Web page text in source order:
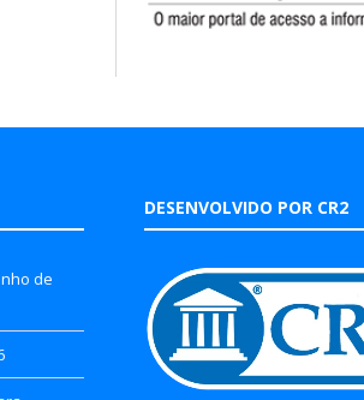
de
DESENVOLVIDO POR CR2